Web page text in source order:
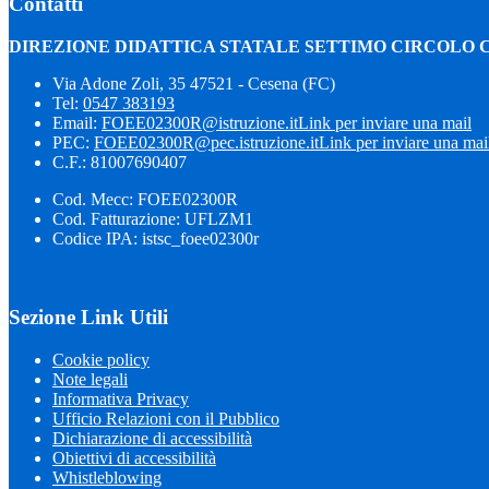
DIREZIONE DIDATTICA STATALE SETTIMO CIRCOLO
Via Adone Zoli, 35 47521 - Cesena (FC)
Tel: 0547 383193
Email: FOEE02300R@istruzione.itLink per inviare una mail
PEC: FOEE02300R@pec.istruzione.itLink per inviare una
C.F.: 81007690407
Cod. Mecc: FOEE02300R
Cod. Fatturazione: UFLZM1
Codice IPA: istsc_foee02300r
Sezione Link Utili
Cookie policy
Note legali
Informativa Privacy
Ufficio Relazioni con il Pubblico
Dichiarazione di accessibilità
Obiettivi di accessibilità
Whistleblowing